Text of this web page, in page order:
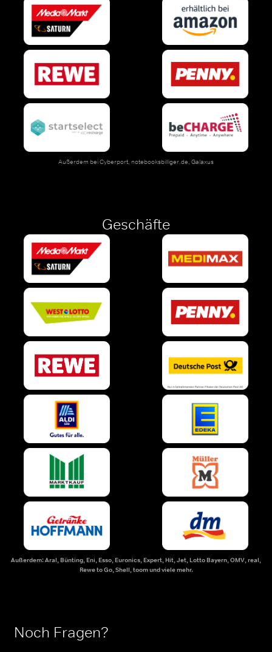
Außerdem beiCyberport notebooksbilliger.de Galaxus
Geschäfte
Außerdem: Aral, Bünting, Eni, Esso, Euronics, Expert, Hit, Jet, Lotto Bayern, OMV, real,
Rewe to Go, Shell, toom und viele mehr.
Noch Fragen?